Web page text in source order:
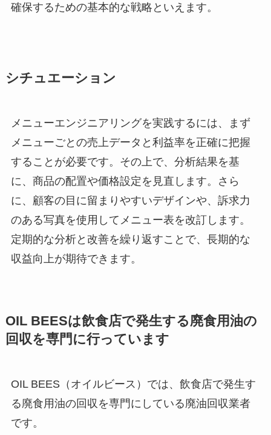
確保するための基本的な戦略といえます。
シチュエーション
メニューエンジニアリングを実践するには、まず
メニューごとの売上データと利益率を正確に把握
することが必要です。その上で、分析結果を基
に、商品の配置や価格設定を見直します。さら
に、顧客の目に留まりやすいデザインや、訴求力
のある写真を使用してメニュー表を改訂します。
定期的な分析と改善を繰り返すことで、長期的な
収益向上が期待できます。
OIL BEESは飲食店で発生する廃食用油の
回収を専門に行っています
OIL BEES（オイルビース）では、飲食店で発生す
る廃食用油の回収を専門にしている廃油回収業者
です。